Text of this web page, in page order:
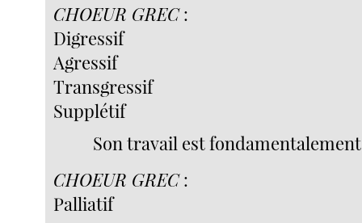
CHOEUR GREC:
Digressif
Agressif
Transgressif
Supplétif
Son travail est
CHOEUR GREC:
Palliatif